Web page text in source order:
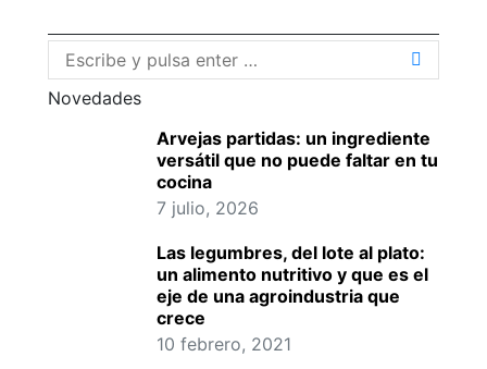
Buscar:
Novedades
Arvejas partidas: un ingrediente
versátil que no puede faltar en tu
cocina
7 julio, 2026
Las legumbres, del lote al plato:
un alimento nutritivo y que es el
eje de una agroindustria que
crece
10 febrero, 2021